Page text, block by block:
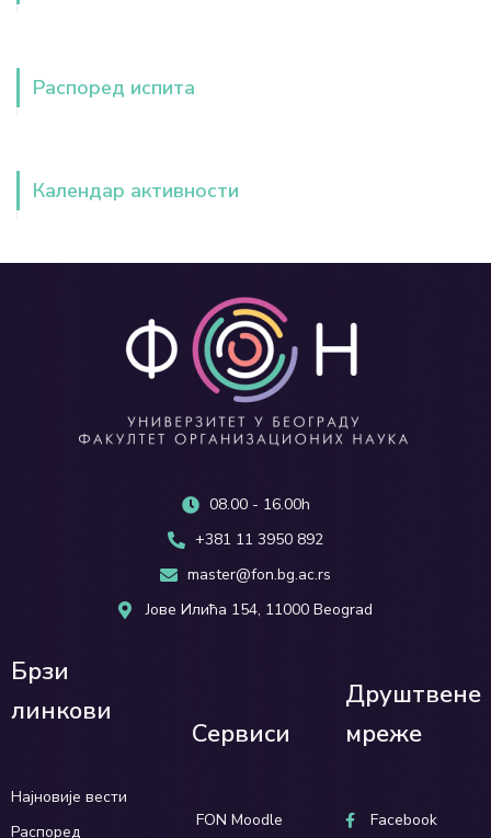
Распоред испита
Календар активности
08.00 - 16.00h
+381 11 3950 892
master@fon.bg.ac.rs
Јове Илића 154, 11000 Beograd
Брзи
линкови
Најновије вести
Распоред
Сервиси
FON Moodle
Друштвене
мреже
Facebook